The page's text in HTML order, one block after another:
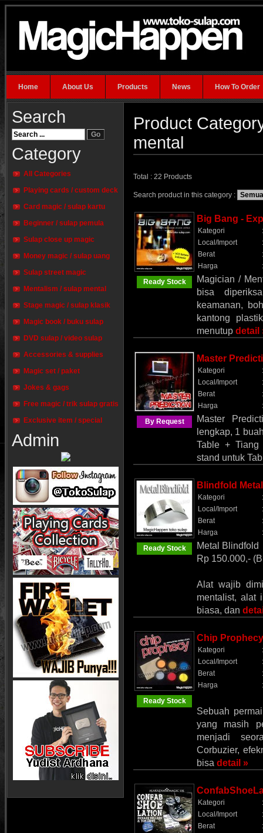
Home About Us Products News How To Order
Search
Category
All Categories
Playing cards / custom deck
Card magic / sulap kartu
Beginner / sulap pemula
Sulap close up magic
Money magic / sulap uang
Sulap street magic
Mentalism / sulap mental
Stage magic / sulap klasik
Magic book / buku sulap
DVD sulap / video sulap
Accessories & supplies
Magic set / paket
Jokes & gags
Free magic / trik sulap gratis
Exclusive item / special
Admin
Product
mental
Total : 22 Products
Search product in this category :
Ready Stock
Big Bang -
Kategori
:
Local/Import
:
Berat
:
Harga
:
Magician /
bisa
keamanan,
kantong
menutup detail
By Request
Master
Kategori
:
Local/Import
:
Berat
:
Harga
:
Master
lengkap, 1
Table + Tiang
stand untuk
Ready Stock
Blindfold
Kategori
:
Local/Import
:
Berat
:
Harga
:
Metal Blindfold
Rp 150.000,-
Alat wajib
mentalist, alat
biasa, dan
Ready Stock
Chip Prophecy
Kategori
:
Local/Import
:
Berat
:
Harga
:
Sebuah
yang masih
menjadi
Corbuzier,
bisa detail »
Kategori
:
Local/Import
:
Berat
: